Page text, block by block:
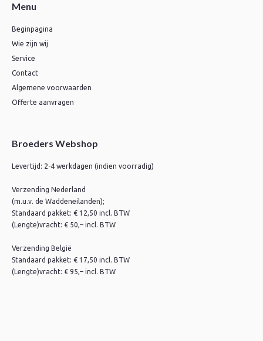
Menu
Beginpagina
Wie zijn wij
Service
Contact
Algemene voorwaarden
Offerte aanvragen
Broeders Webshop
Levertijd: 2-4 werkdagen (indien voorradig)
Verzending Nederland
(m.u.v. de Waddeneilanden);
Standaard pakket: € 12,50 incl. BTW
(Lengte)vracht: € 50,– incl. BTW
Verzending België
Standaard pakket: € 17,50 incl. BTW
(Lengte)vracht: € 95,– incl. BTW